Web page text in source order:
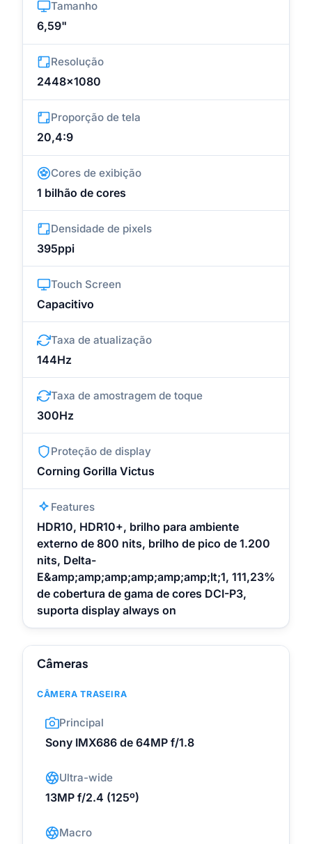
Tamanho
6,59"
Resolução
2448x1080
Proporção de tela
20,4:9
Cores de exibição
1 bilhão de cores
Densidade de pixels
395ppi
Touch Screen
Capacitivo
Taxa de atualização
144Hz
Taxa de amostragem de toque
300Hz
Proteção de display
Corning Gorilla Victus
Features
HDR10, HDR10+, brilho para ambiente
externo de 800 nits, brilho de pico de 1.200
nits, Delta-
E&amp;amp;amp;amp;amp;amp;lt;1, 111,23%
de cobertura de gama de cores DCI-P3,
suporta display always on
Câmeras
CÂMERA TRASEIRA
Principal
Sony IMX686 de 64MP f/1.8
Ultra-wide
13MP f/2.4 (125º)
Macro